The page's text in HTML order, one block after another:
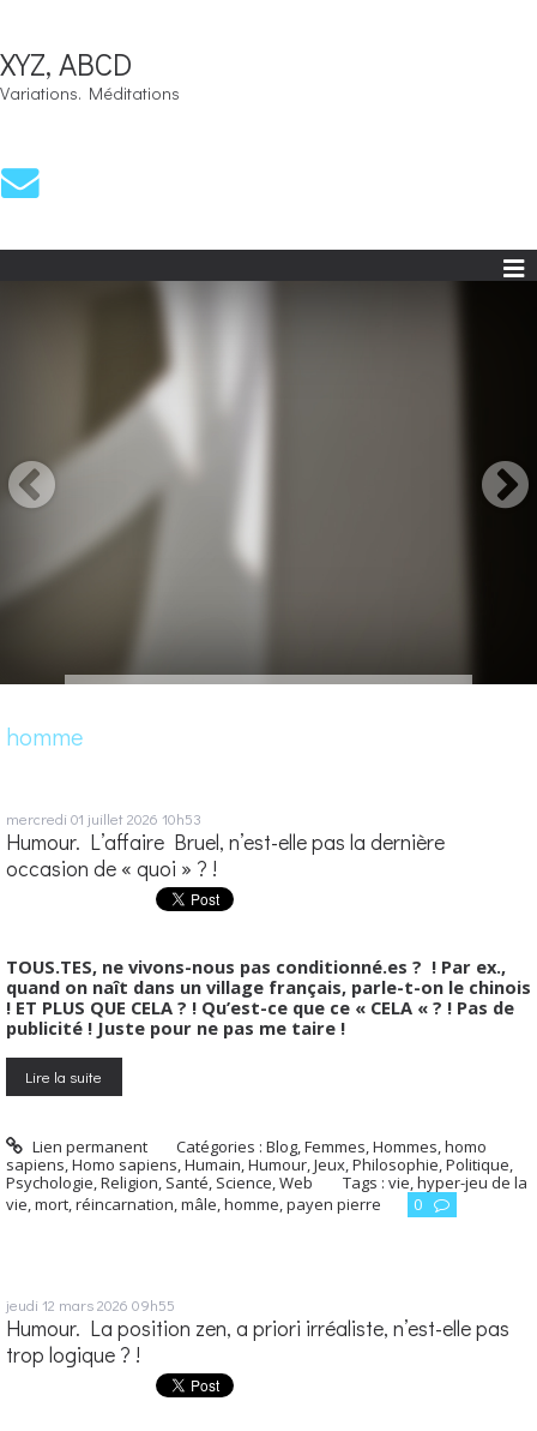
XYZ, ABCD
Variations. Méditations
homme
mercredi 01 juillet 2026 10h53
Humour. L’affaire Bruel, n’est-elle pas la dernière
occasion de « quoi » ? !
TOUS.TES, ne vivons-nous pas conditionné.es ? ! Par ex.,
quand on naît dans un village français, parle-t-on le chinois
! ET PLUS QUE CELA ? ! Qu’est-ce que ce « CELA « ? ! Pas de
publicité ! Juste pour ne pas me taire !
Lire la suite
Lien permanent Catégories :Blog,Femmes,Hommes, homo
sapiens,Homo sapiens,Humain,Humour,Jeux,Philosophie,Politique,
Psychologie,Religion, Santé, Science,Web Tags : vie,hyper-jeu de la
vie,mort,réincarnation,mâle,homme,payen pierre 0
jeudi 12 mars 2026 09h55
Humour. La position zen, a priori irréaliste, n’est-elle pas
trop logique ? !